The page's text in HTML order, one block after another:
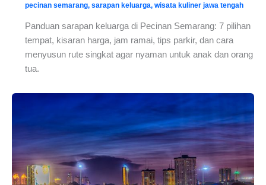
pecinan semarang, sarapan keluarga, wisata kuliner jawa tengah
Panduan sarapan keluarga di Pecinan Semarang: 7 pilihan
tempat, kisaran harga, jam ramai, tips parkir, dan cara
menyusun rute singkat agar nyaman untuk anak dan orang
tua.